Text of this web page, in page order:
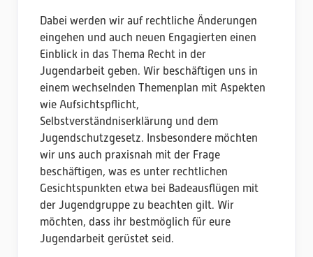
Dabei werden wir auf rechtliche Änderungen
eingehen und auch neuen Engagierten einen
Einblick in das Thema Recht in der
Jugendarbeit geben. Wir beschäftigen uns in
einem wechselnden Themenplan mit Aspekten
wie Aufsichtspflicht,
Selbstverständniserklärung und dem
Jugendschutzgesetz. Insbesondere möchten
wir uns auch praxisnah mit der Frage
beschäftigen, was es unter rechtlichen
Gesichtspunkten etwa bei Badeausflügen mit
der Jugendgruppe zu beachten gilt. Wir
möchten, dass ihr bestmöglich für eure
Jugendarbeit gerüstet seid.